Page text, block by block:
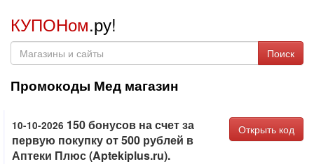
КУПОНом.ру!
Поиск
Промокоды Мед магазин
10-10-2026 150 бонусов на счет за
первую покупку от 500 рублей в
Аптеки Плюс (Aptekiplus.ru).
Открыть код